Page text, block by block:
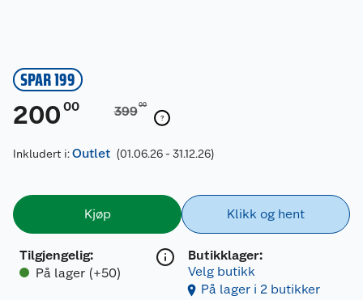
SPAR 199
200 00 39900
Inkludert i:Outlet (01.06.26 - 31.12.26)
Kjøp
Tilgjengelig:
På lager (+50)
Klikk og hent
Butikklager:
Velg butikk
På lager i 2 butikker